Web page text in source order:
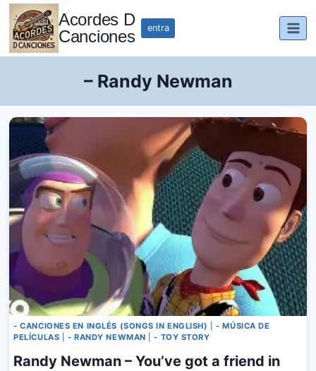
Saltar
contenido
Acordes D
Canciones
entra
– Randy Newman
- CANCIONES EN INGLÉS (SONGS IN ENGLISH) |- MÚSICA DE
PELÍCULAS
- RANDY NEWMAN |- TOY STORY
Randy Newman – You’ve got a friend in